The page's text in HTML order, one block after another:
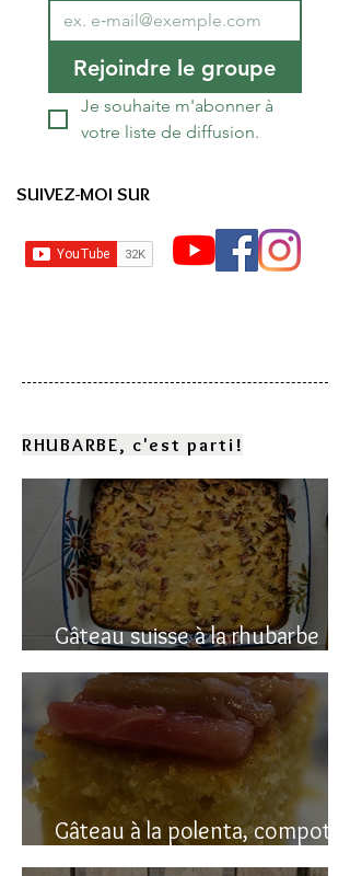
Rejoindre le groupe
Je souhaite m'abonner à
votre liste de diffusion.
SUIVEZ-MOI SUR
RHUBARBE, c'est parti!
Gâteau suisse à la rhubarbe
(avec polenta)
Gâteau à la polenta, compotée
de rhubarbe (sans gluten)